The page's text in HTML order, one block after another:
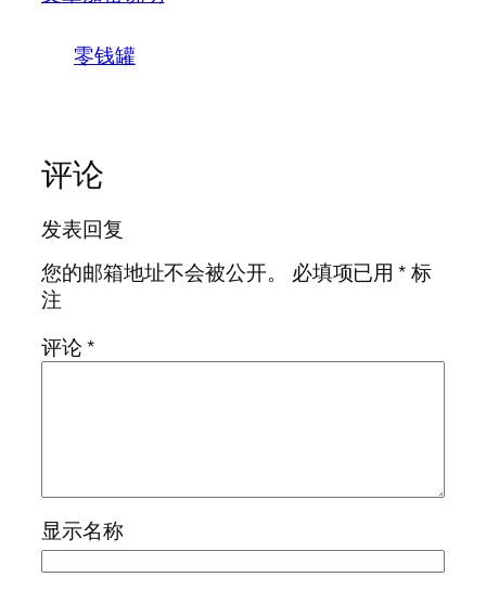
零钱罐
评论
发表回复
您的邮箱地址不会被公开。
必填项已用*标
注
评论*
显示名称